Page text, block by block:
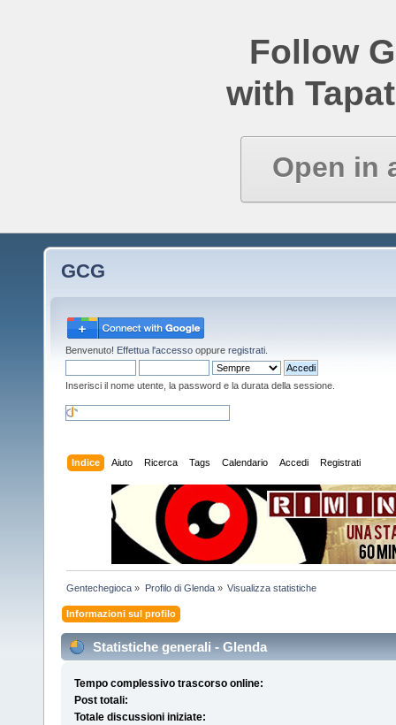
Follow
with
Open in
GCG
Benvenuto! Effettua l'accesso oppure registrati
Inserisci il nome utente, la password e la durata della sessione.
Indice Aiuto Ricerca Tags Calendario Accedi Registrati
Gentechegioca » Profilo di Glenda» Visualizza statistiche
Informazioni sul profilo
Statistiche generali - Glenda
Tempo complessivo trascorso online:
Post totali:
Totale discussioni iniziate: